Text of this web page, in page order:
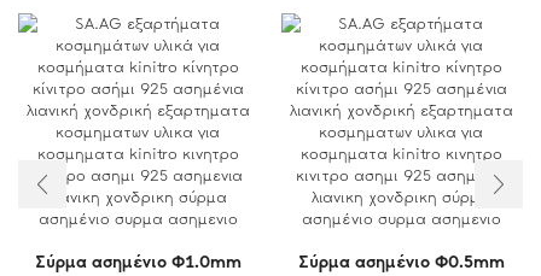
Σύρμα ασημένιο Φ1.0mm Σύρμα ασημένιο Φ0.5mm